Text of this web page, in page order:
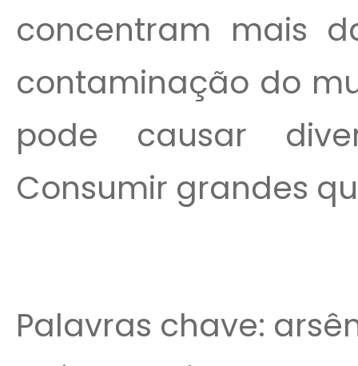
concentram mais
contaminação do
pode causar
Consumir grandes
Palavras chave: